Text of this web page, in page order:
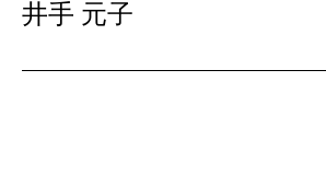
井手 元子